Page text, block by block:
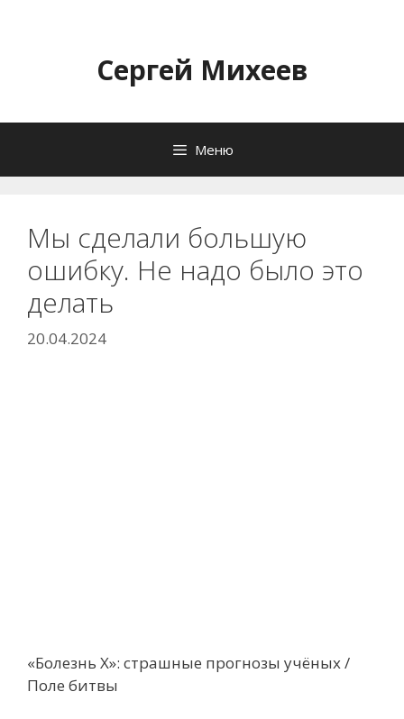
содержимомуСергей Михеев
Меню
Мы сделали большую
ошибку. Не надо было это
делать
20.04.2024
«Болезнь Х»: страшные прогнозы учёных /
Поле битвы